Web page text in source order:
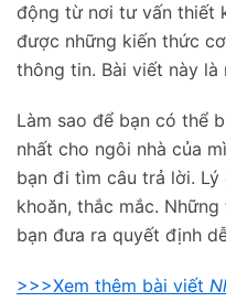
động từ nơi tư vấn thiết
được những kiến thức
thông tin. Bài viết này là
Làm sao để bạn có thể
nhất cho ngôi nhà của
bạn đi tìm câu trả lời.
khoăn, thắc mắc.
bạn đưa ra quyết định
>>>Xem thêm bài viết